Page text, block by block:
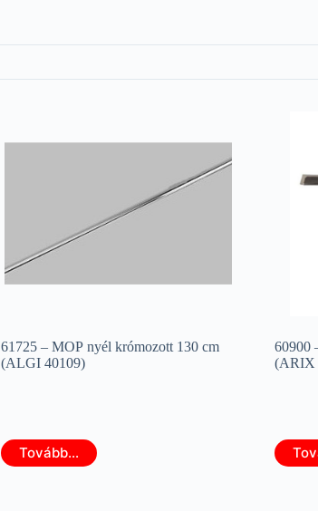
61725 – MOP nyél krómozott 130 cm
(ALGI 40109)
Tovább...
60900
(ARIX